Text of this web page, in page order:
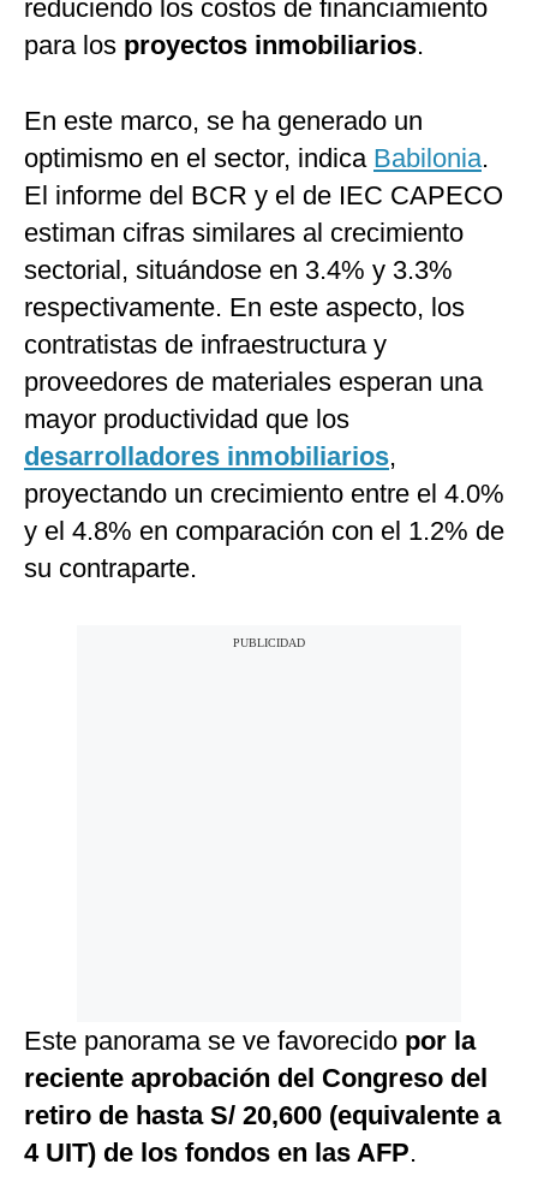
reduciendo los costos de financiamiento
para los proyectos inmobiliarios.
En este marco, se ha generado un
optimismo en el sector, indica Babilonia.
El informe del BCR y el de IEC CAPECO
estiman cifras similares al crecimiento
sectorial, situándose en 3.4% y 3.3%
respectivamente. En este aspecto, los
contratistas de infraestructura y
proveedores de materiales esperan una
mayor productividad que los
desarrolladores inmobiliarios,
proyectando un crecimiento entre el 4.0%
y el 4.8% en comparación con el 1.2% de
su contraparte.
Este panorama se ve favorecido por la
reciente aprobación del Congreso del
retiro de hasta S/ 20,600 (equivalente a
4 UIT) de los fondos en las AFP.